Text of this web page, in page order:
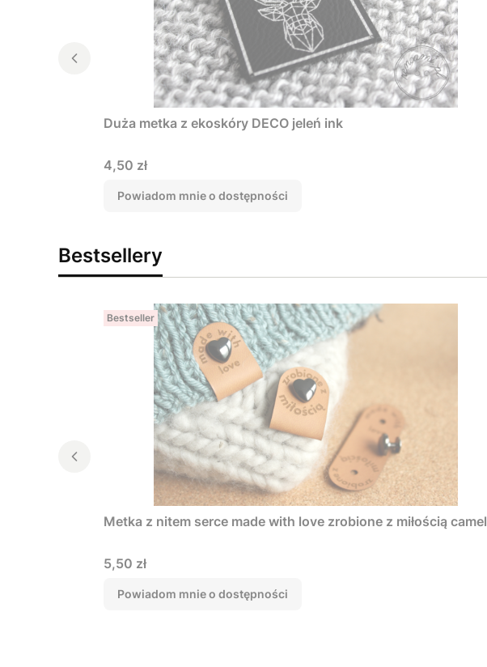
Duża metka z ekoskóry DECO jeleń ink
Cena
4,50 zł
Powiadom mnie o dostępności
Bestsellery
Bestseller
Metka z nitem serce made with love zrobione z miłością camel
Cena
5,50 zł
Powiadom mnie o dostępności